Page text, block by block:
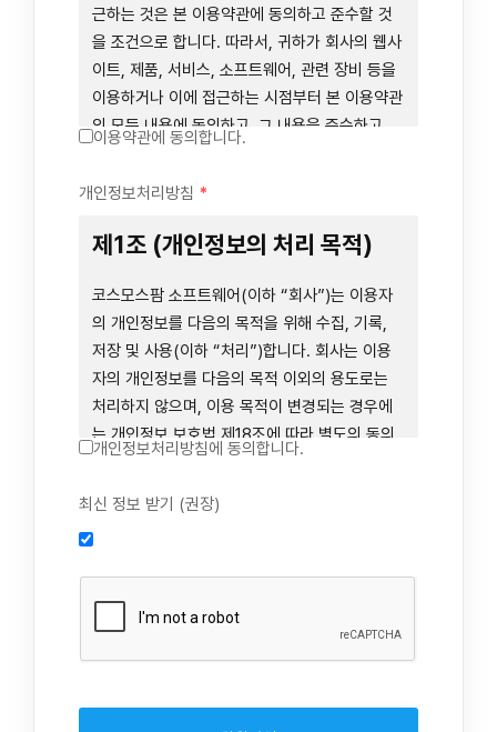
근하는 것은 본 이용약관에 동의하고 준수할 것
을 조건으로 합니다. 따라서, 귀하가 회사의 웹사
이트, 제품, 서비스, 소프트웨어, 관련 장비 등을
이용하거나 이에 접근하는 시점부터 본 이용약관
의 모든 내용에 동의하고, 그 내용을 준수하고,
귀하가 본 이용약관에 동의하지 않을 경우에는
련 장비 등을 이용하거나 이에 접근하는 행위를
즉시 중단하여야 합니다. 그러므로, 서비스 사용
전에 본 이용약관의 내용을 주의 깊게 읽으시기
바랍니다.
제1장 총칙
제1조 (목적)
웹사이트, 관련 소프트웨어 및 장비 등을 통하여
제공하는 "사이드톡" 서비스와 관련하여 회사와
사항을 규정함을 목적으로 합니다.
이용약관에 동의합니다.
개인정보처리방침 *
제1조 (개인정보의 처리 목적)
코스모스팜 소프트웨어(이하 “회사”)는 이용자
의 개인정보를 다음의 목적을 위해 수집, 기록,
저장 및 사용(이하 “처리”)합니다. 회사는 이용
자의 개인정보를 다음의 목적 이외의 용도로는
처리하지 않으며, 이용 목적이 변경되는 경우에
는 개인정보 보호법 제18조에 따라 별도의 동의
를 받는 등 법령상 필요한 조치를 이행합니다.
인 동의 진행, 이용자 및 법정대리인의 본인 확
인, 이용자 식별, 회원탈퇴 의사의 확인
2. 약관 위반 행위 등을 포함하여 서비스의 원활
한 운영에 지장을 주는 행위에 대한 방지 및 제
재, 계정도용 방지, 약관 개정 등의 고지사항 전
달, 분쟁조정을 위한 기록 보존, 민원처리 등 이
3. 서비스 이용기록과 접속 빈도 분석, 서비스 이
개인정보처리방침에 동의합니다.
최신 정보 받기 (권장)